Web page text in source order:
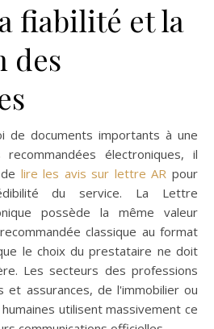
fiabilité et la
des
de documents importants à une
électroniques, il
lire les avis sur lettre AR pour
du service. La Lettre
possède la même valeur
classique au format
le choix du prestataire ne doit
Les secteurs des professions
et assurances, de l'immobilier ou
utilisent massivement ce